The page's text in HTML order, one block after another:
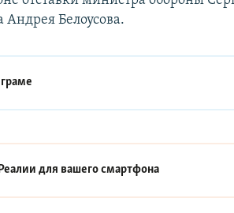
Белоусова.
для вашего смартфона